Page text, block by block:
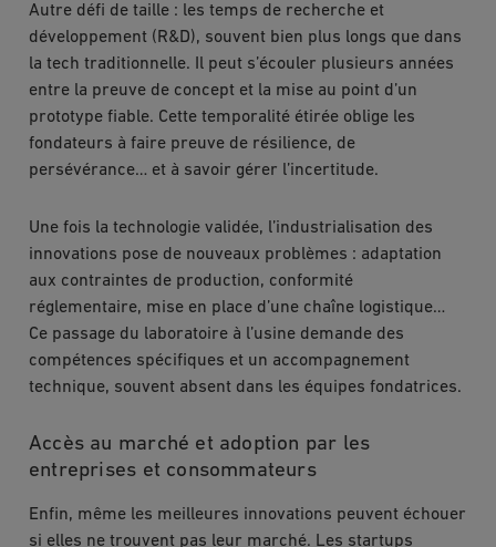
Autre défi de taille : les temps de recherche et
développement (R&D), souvent bien plus longs que dans
la tech traditionnelle. Il peut s’écouler plusieurs années
entre la preuve de concept et la mise au point d’un
prototype fiable. Cette temporalité étirée oblige les
fondateurs à faire preuve de résilience, de
persévérance… et à savoir gérer l’incertitude.
Une fois la technologie validée, l’industrialisation des
innovations pose de nouveaux problèmes : adaptation
aux contraintes de production, conformité
réglementaire, mise en place d’une chaîne logistique…
Ce passage du laboratoire à l’usine demande des
compétences spécifiques et un accompagnement
technique, souvent absent dans les équipes fondatrices.
Accès au marché et adoption par les
entreprises et consommateurs
Enfin, même les meilleures innovations peuvent échouer
si elles ne trouvent pas leur marché. Les startups